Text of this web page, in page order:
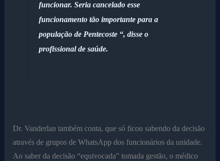
funcionar. Seria cancelado esse
funcionamento tão importante para a
população de Pentecoste “, disse o
profissional de saúde.
Dr. Vanderlan também conta, que só ficou sabendo da decisão
através de grupos de WhatsApp dos funcionários da unidade.
Ao saber da decisão “equivocada” tomada gestão, o médico